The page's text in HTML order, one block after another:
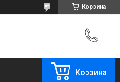
Корзина
Корзина